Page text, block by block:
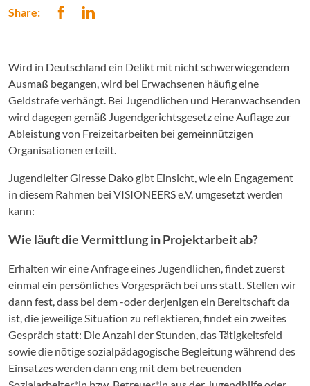
Share:
Wird in Deutschland ein Delikt mit nicht schwerwiegendem
Ausmaß begangen, wird bei Erwachsenen häufig eine
Geldstrafe verhängt. Bei Jugendlichen und Heranwachsenden
wird dagegen gemäß Jugendgerichtsgesetz eine Auflage zur
Ableistung von Freizeitarbeiten bei gemeinnützigen
Organisationen erteilt.
Jugendleiter Giresse Dako gibt Einsicht, wie ein Engagement
in diesem Rahmen bei VISIONEERS e.V. umgesetzt werden
kann:
Wie läuft die Vermittlung in Projektarbeit ab?
Erhalten wir eine Anfrage eines Jugendlichen, findet zuerst
einmal ein persönliches Vorgespräch bei uns statt. Stellen wir
dann fest, dass bei dem -oder derjenigen ein Bereitschaft da
ist, die jeweilige Situation zu reflektieren, findet ein zweites
Gespräch statt: Die Anzahl der Stunden, das Tätigkeitsfeld
sowie die nötige sozialpädagogische Begleitung während des
Einsatzes werden dann eng mit dem betreuenden